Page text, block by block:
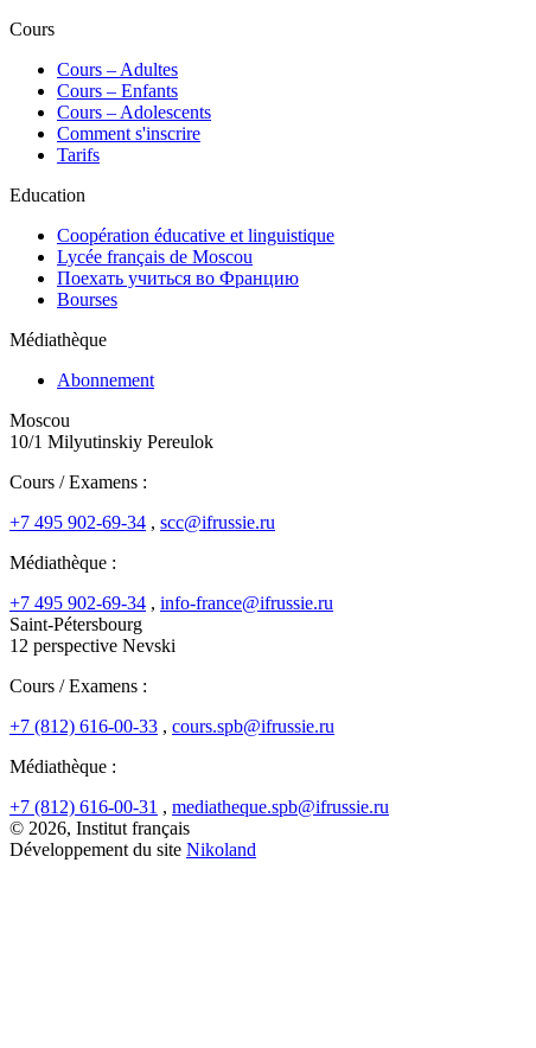
Cours
Сours – Adultes
Cours – Enfants
Cours – Adolescents
Comment s'inscrire
Tarifs
Education
Coopération éducative et linguistique
Lycée français de Moscou
Поехать учиться во Францию
Bourses
Médiathèque
Abonnement
Moscou
10/1 Milyutinskiy Pereulok
Cours / Examens :
+7 495 902-69-34 , scc@ifrussie.ru
Médiathèque :
+7 495 902-69-34 , info-france@ifrussie.ru
Saint-Pétersbourg
12 perspective Nevski
Cours / Examens :
+7 (812) 616-00-33 , cours.spb@ifrussie.ru
Médiathèque :
+7 (812) 616-00-31 , mediatheque.spb@ifrussie.ru
© 2026, Institut français
Développement du site Nikoland